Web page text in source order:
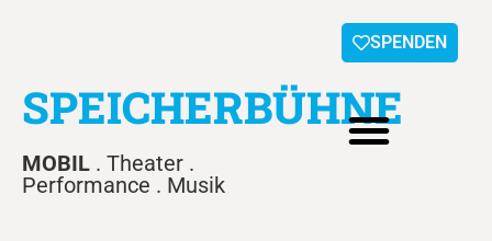
SPENDEN
SPEICHERBÜHNE
MOBIL . Theater .
Performance . Musik